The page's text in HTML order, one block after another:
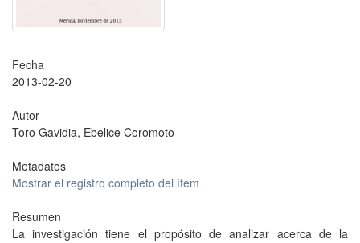
Fecha
2013-02-20
Autor
Toro Gavidia, Ebelice Coromoto
Metadatos
Mostrar el registro completo del ítem
Resumen
La investigación tiene el propósito de analizar acerca de la